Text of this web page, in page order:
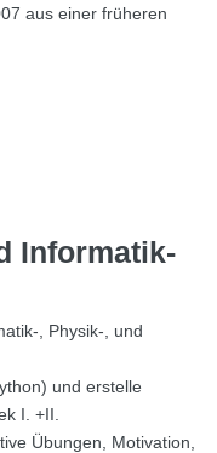
aus einer früheren
Informatik-
, Physik-, und
und erstelle
I. +II.
Übungen, Motivation,